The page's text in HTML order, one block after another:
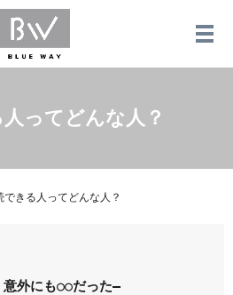
メ
ってどんな人？
できる人ってどんな人？
外にも○○だった―